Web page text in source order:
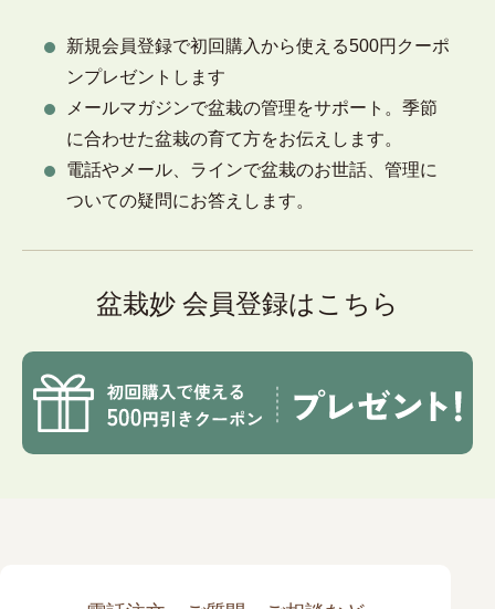
新規会員登録で初回購入から使える500円クーポ
ンプレゼントします
メールマガジンで盆栽の管理をサポート。季節
に合わせた盆栽の育て方をお伝えします。
電話やメール、ラインで盆栽のお世話、管理に
ついての疑問にお答えします。
盆栽妙 会員登録はこちら